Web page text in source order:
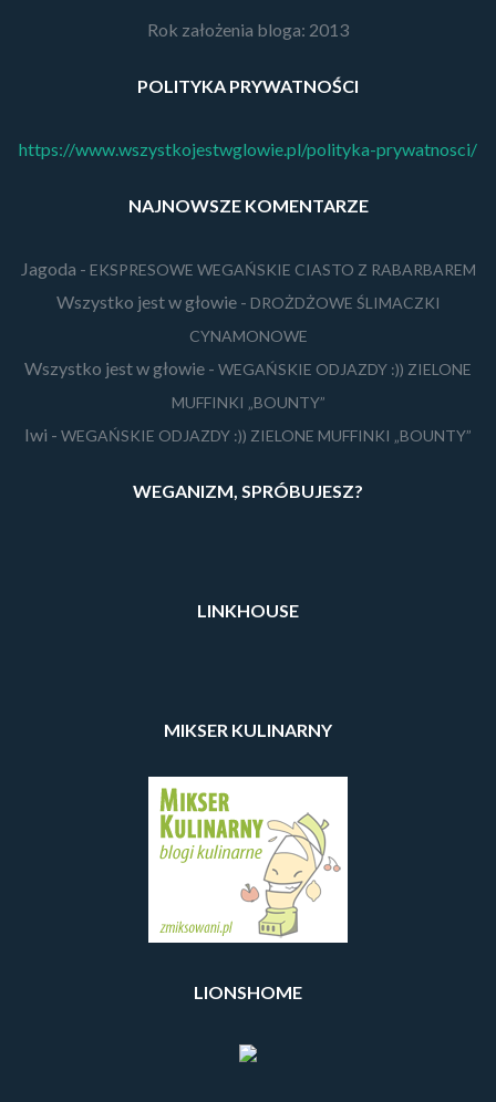
Rok założenia bloga: 2013
POLITYKA PRYWATNOŚCI
https://www.wszystkojestwglowie.pl/polityka-prywatnosci/
NAJNOWSZE KOMENTARZE
Jagoda - EKSPRESOWE WEGAŃSKIE CIASTO Z RABARBAREM
Wszystko jest w głowie- DROŻDŻOWE ŚLIMACZKI
CYNAMONOWE
Wszystko jest w głowie - WEGAŃSKIE ODJAZDY :)) ZIELONE
MUFFINKI „BOUNTY”
Iwi - WEGAŃSKIE ODJAZDY :)) ZIELONE MUFFINKI „BOUNTY”
WEGANIZM, SPRÓBUJESZ?
LINKHOUSE
MIKSER KULINARNY
LIONSHOME